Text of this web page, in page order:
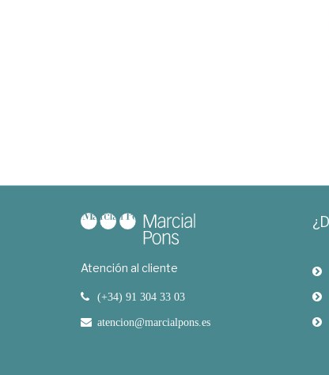
Atención al cliente
(+34) 91 304 33 03
atencion@marcialpons.es